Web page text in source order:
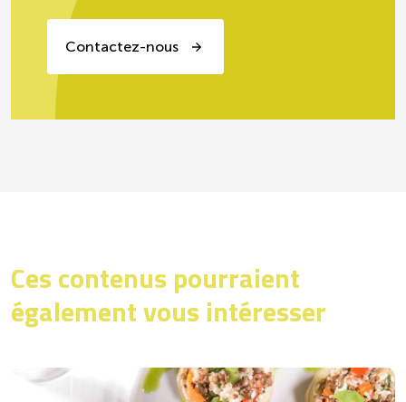
Contactez-nous
Ces contenus pourraient
également vous intéresser